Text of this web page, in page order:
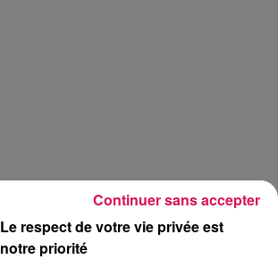
Le respect de votre vie privée est
notre priorité
Continuer sans accepter